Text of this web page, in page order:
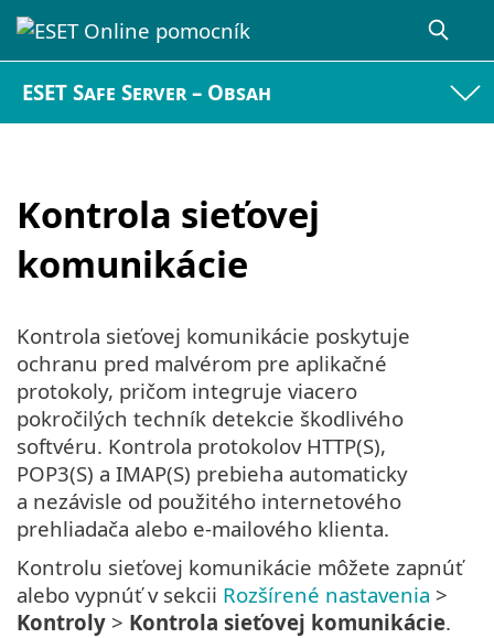
ESET Safe Server – Obsah
Kontrola sieťovej
komunikácie
Kontrola sieťovej komunikácie poskytuje
ochranu pred malvérom pre aplikačné
protokoly, pričom integruje viacero
pokročilých techník detekcie škodlivého
softvéru. Kontrola protokolov HTTP(S),
POP3(S) a IMAP(S) prebieha automaticky
a nezávisle od použitého internetového
prehliadača alebo e‑mailového klienta.
Kontrolu sieťovej komunikácie môžete zapnúť
alebo vypnúť v sekcii Rozšírené nastavenia >
Kontroly > Kontrola sieťovej komunikácie.